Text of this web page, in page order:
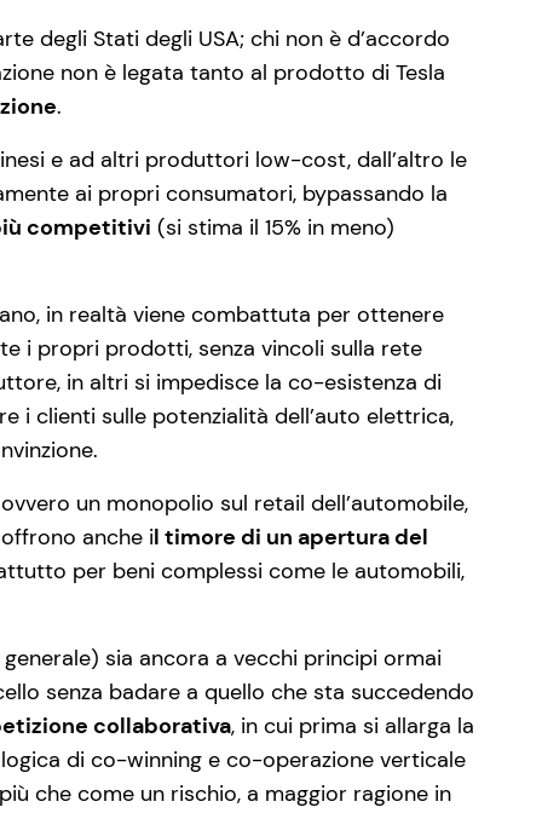
degli Stati degli USA; chi non è d’accordo
non è legata tanto al prodotto di Tesla
.
e ad altri produttori low-cost, dall’altro le
ai propri consumatori, bypassando la
competitivi (si stima il 15% in meno)
in realtà viene combattuta per ottenere
i propri prodotti, senza vincoli sulla rete
in altri si impedisce la co-esistenza di
i clienti sulle potenzialità dell’auto elettrica,
un monopolio sul retail dell’automobile,
anche il timore di un apertura del
per beni complessi come le automobili,
sia ancora a vecchi principi ormai
senza badare a quello che sta succedendo
collaborativa, in cui prima si allarga la
di co-winning e co-operazione verticale
che come un rischio, a maggior ragione in